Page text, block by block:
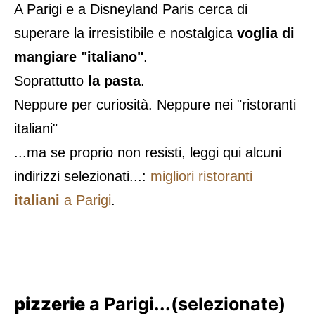
A Parigi e a Disneyland Paris cerca di
superare la irresistibile e nostalgica voglia di
mangiare "italiano".
Soprattutto la pasta.
Neppure per curiosità. Neppure nei "ristoranti
italiani"
...ma se proprio non resisti, leggi qui alcuni
indirizzi selezionati...: migliori ristoranti
italiani a Parigi.
pizzerie a Parigi...(selezionate)